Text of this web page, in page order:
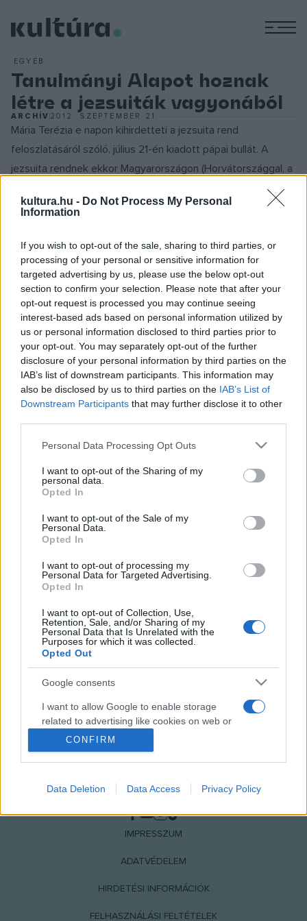
kultura.hu - Do Not Process My Personal
Information
If you wish to opt-out of the sale, sharing to third parties, or
processing of your personal or sensitive information for
targeted advertising by us, please use the below opt-out
section to confirm your selection. Please note that after your
opt-out request is processed you may continue seeing
interest-based ads based on personal information utilized by
us or personal information disclosed to third parties prior to
your opt-out. You may separately opt-out of the further
disclosure of your personal information by third parties on the
IAB’s list of downstream participants. This information may
also be disclosed by us to third parties on the IAB’s List of
Downstream Participants that may further disclose it to other
Please note that this website/app uses one or more Google
not limited to your visit or usage behaviour. You may click to
grant or deny consent to Google and its third-party tags to
use your data for below specified purposes in below Google
consent section.
Personal Data Processing Opt Outs
I want to opt-out of the Sharing of my
personal data.
Opted In
I want to opt-out of the Sale of my
Personal Data.
Opted In
I want to opt-out of processing my
Personal Data for Targeted Advertising.
Opted In
I want to opt-out of Collection, Use,
Retention, Sale, and/or Sharing of my
Personal Data that Is Unrelated with the
Purposes for which it was collected.
Opted Out
Google consents
I want to allow Google to enable storage
related to advertising like cookies on web or
device identifiers in apps.
I want to allow my user data to be sent to
personalized advertising.
related to analytics like cookies on web or
CONFIRM
Data Deletion Data Access Privacy Policy
EGYÉB
Tanulmányi Alapot hoznak
létre a jezsuiták vagyonából
ARCHÍV2012. SZEPTEMBER 21.
Mária Terézia e napon kihirdetteti a jezsuita rend
feloszlatásáról szóló, július 21-én kiadott pápai bullát. A
jezsuita rendnek ekkor Magyarországon (Horvátországgal, a
Bánáttal és Erdéllyel együtt) 935 tagja volt, egy egyetemet,
három akadémiát, negyvenegy gimnáziumot és hét
soraiba léptek, könyvtáraik jórészt a pesti Egyetemi
Könyvtár tulajdonába jutottak. A rend vagyonát, melynek
kisajátítását a Magyar Kamara végezte, mintegy 7,76 millió
forintra becsülték. Ebből létesítették a Tanulmányi Alapot,
először az 1,46 millió értékű egyetemi alap, majd a 3,69
milliós, az alsó- és középfokú iskolák, valamint az akadémiák
céljára szánt alap létrehozásával. A Tanulmányi Alap
működését Mária Terézia 1780. március 25-én kiadott
alapítólevele szabályozta. Az Alap jövedelmeiből - a volt
jelentős átalakítását is.
NÉPI
IMPRESSZUM
ADATVÉDELEM
HIRDETÉSI INFORMÁCIÓK
FELHASZNÁLÁSI FELTÉTELEK